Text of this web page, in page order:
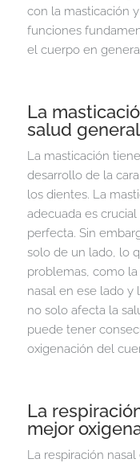
con la masticación
funciones
el cuerpo en
La
salud general
La masticación
desarrollo de la
los dientes. La
adecuada es
perfecta. Sin
solo de un lado, lo
problemas, como
nasal en ese lado y
no solo afecta la
puede tener
oxigenación del
La
mejor
La respiración